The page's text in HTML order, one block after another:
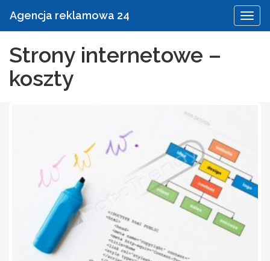
Agencja reklamowa 24
Strony internetowe –
koszty